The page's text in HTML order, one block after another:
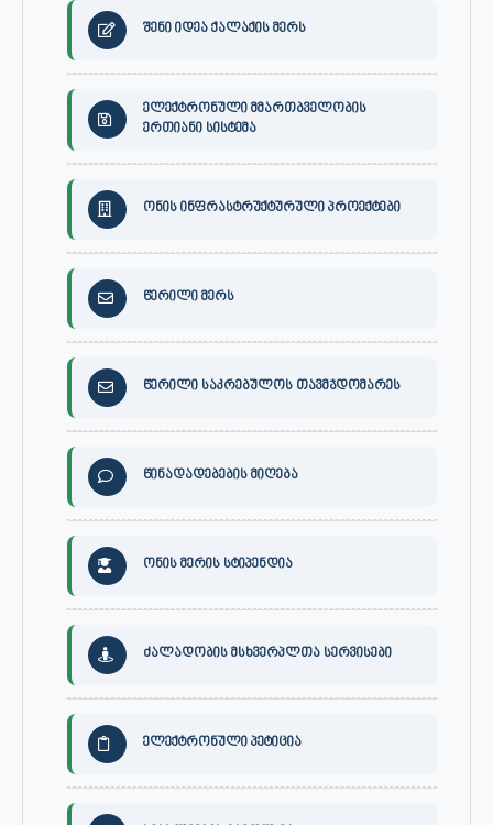
შენი იდეა ქალაქის მერს
ელექტრონული მმართბველობის
ერთიანი სისტემა
ონის ინფრასტრუქტურული პროექტები
წერილი მერს
წერილი საკრებულოს თავმჯდომარეს
წინადადებების მიღება
ონის მერის სტიპენდია
ძალადობის მსხვერპლთა სერვისები
ელექტრონული პეტიცია